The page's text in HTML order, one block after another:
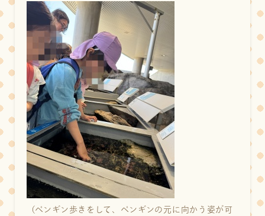
（ペンギン歩きをして、ペンギンの元に向かう姿が可